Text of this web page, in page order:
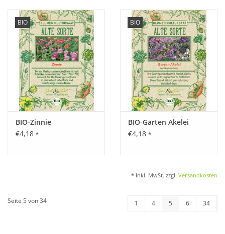
BIO
BIO-Zinnie
€4,18 *
BIO
BIO-Garten Akelei
€4,18 *
* Inkl. MwSt. zzgl. Versandkosten
Seite 5 von 34 1 4 5 6 34